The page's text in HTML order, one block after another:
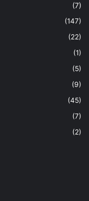
(7)
(147)
(22)
(1)
(5)
(9)
(45)
(7)
(2)